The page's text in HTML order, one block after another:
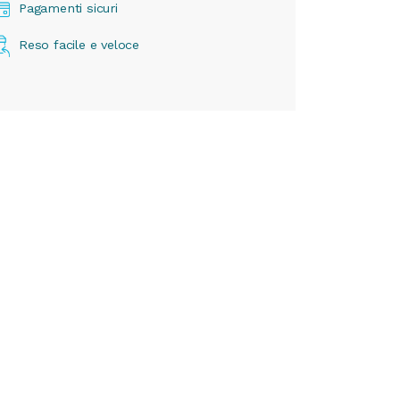
Pagamenti sicuri
Reso facile e veloce